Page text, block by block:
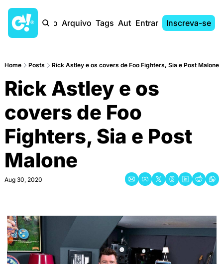
Início Arquivo Tags AutoresEntrar Inscreva-se
Home Posts Rick Astley e os covers de Foo Fighters, Sia e Post Malone
Rick Astley e os
covers de Foo
Fighters, Sia e Post
Malone
Aug 30, 2020